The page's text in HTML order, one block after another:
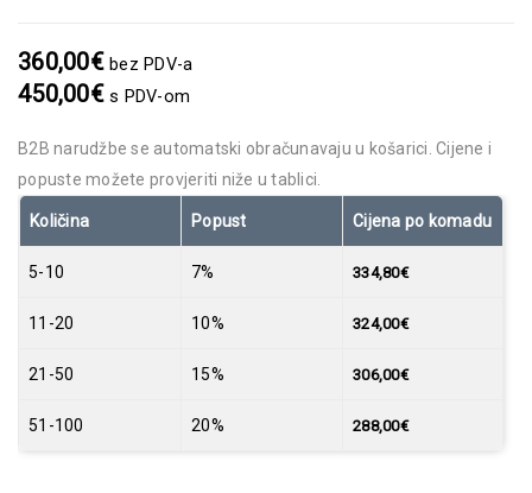
360,00€ bez PDV-a
450,00€s PDV-om
B2B narudžbe se automatski obračunavaju u košarici. Cijene i
popuste možete provjeriti niže u tablici.
Količina Popust Cijena po komadu
5-10 7% 334,80€
11-20 10% 324,00€
21-50 15% 306,00€
51-100 20% 288,00€